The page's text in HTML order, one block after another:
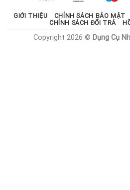
GIỚI THIỆU CHÍNH SÁCH BẢO MẬT
CHÍNH SÁCH ĐỔI TRẢ
Copyright 2026 © Dụng Cụ